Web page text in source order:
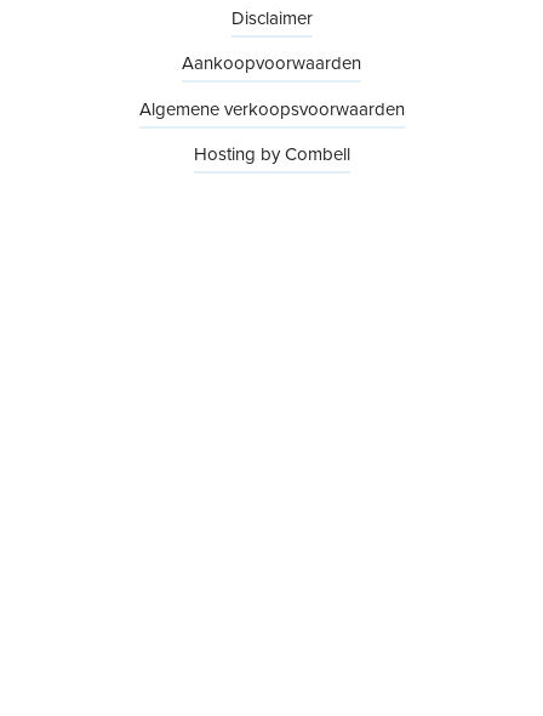
Disclaimer
Aankoopvoorwaarden
Algemene verkoopsvoorwaarden
Hosting by Combell